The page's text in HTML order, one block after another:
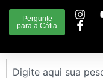
Pergunte
para a Cátia